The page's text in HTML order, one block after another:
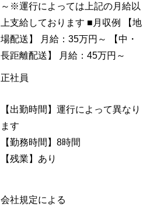
～※運行によっては上記の月給以
上支給しております ■月収例 【地
場配送】 月給：35万円～ 【中・
長距離配送】 月給：45万円～
正社員
【出勤時間】運行によって異なり
ます
【勤務時間】8時間
【残業】あり
会社規定による